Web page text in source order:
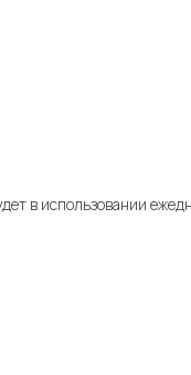
в использовании